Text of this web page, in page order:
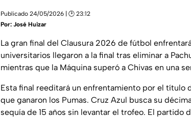
Publicado 24/05/2026 | 🕑 23:12
Por: José Huizar
La gran final del Clausura 2026 de fútbol
universitarios llegaron a la final tras eliminar a
mientras que la Máquina superó a Chivas en una
Esta final reeditará un enfrentamiento por el título
que ganaron los Pumas. Cruz Azul busca su
sequía de 15 años sin levantar el trofeo. El partido